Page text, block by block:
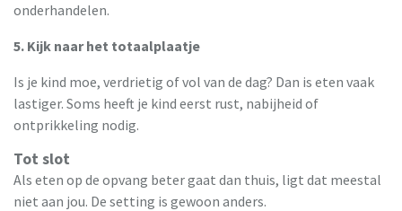
onderhandelen.
5. Kijk naar het totaalplaatje
Is je kind moe, verdrietig of vol van de dag? Dan is eten vaak
lastiger. Soms heeft je kind eerst rust, nabijheid of
ontprikkeling nodig.
Tot slot
Als eten op de opvang beter gaat dan thuis, ligt dat meestal
niet aan jou. De setting is gewoon anders.